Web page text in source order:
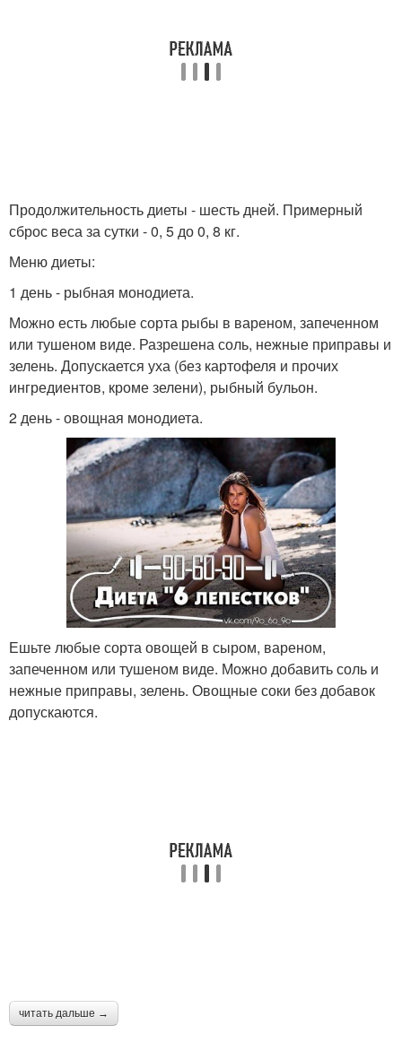
Продолжительность диеты - шесть дней. Примерный
сброс веса за сутки - 0, 5 до 0, 8 кг.
Меню диеты:
1 день - рыбная монодиета.
Можно есть любые сорта рыбы в вареном, запеченном
или тушеном виде. Разрешена соль, нежные приправы и
зелень. Допускается уха (без картофеля и прочих
ингредиентов, кроме зелени), рыбный бульон.
2 день - овощная монодиета.
Ешьте любые сорта овощей в сыром, вареном,
запеченном или тушеном виде. Можно добавить соль и
нежные приправы, зелень. Овощные соки без добавок
допускаются.
читать дальше →